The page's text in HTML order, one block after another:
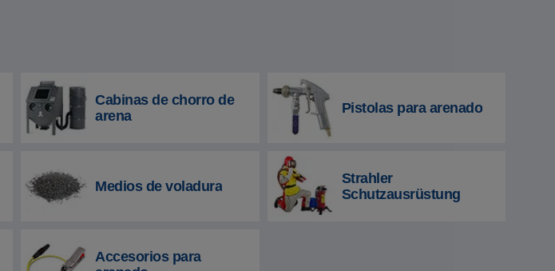
Cabinas de chorro de
arena
Pistolas para arenado
Medios de voladura
Strahler
Schutzausrüstung
Accesorios para